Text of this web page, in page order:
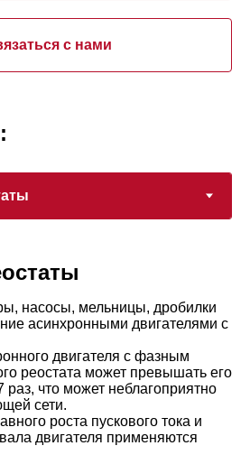
с нами
насосы, мельницы, дробилки
асинхронными двигателями с
двигателя с фазным
реостата может превышать его
что может неблагоприятно
сети.
роста пускового тока и
двигателя применяются